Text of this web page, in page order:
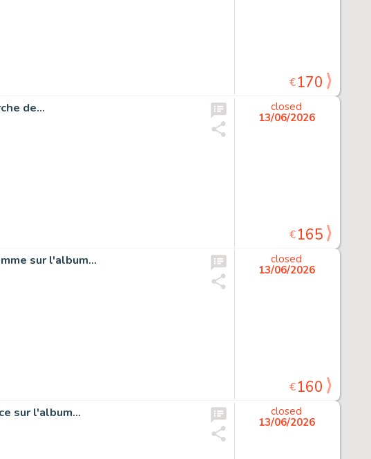
€170
de...
closed
13/06/2026
€165
sur l'album...
closed
13/06/2026
€160
sur l'album...
closed
13/06/2026